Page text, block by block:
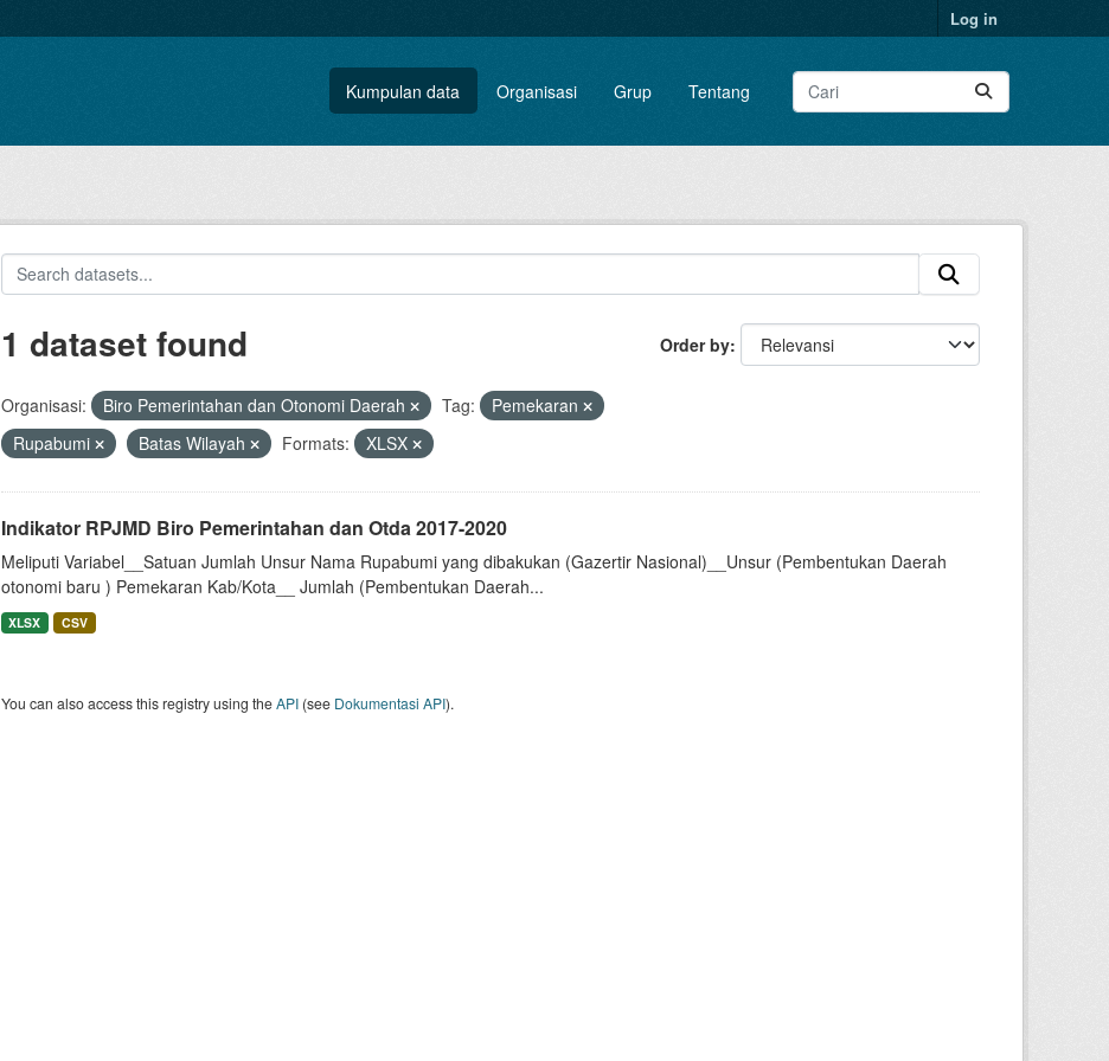
Log in
Kumpulan data Organisasi Grup Tentang
Order by
1 dataset found
Organisasi: Biro Pemerintahan dan Otonomi Daerah Tag:
Pemekaran
Rupabumi
Batas Wilayah Formats: XLSX
Indikator RPJMD Biro Pemerintahan dan Otda 2017-2020
Meliputi Variabel__Satuan Jumlah Unsur Nama Rupabumi yang dibakukan (Gazertir Nasional)__Unsur (Pembentukan Daerah
otonomi baru ) Pemekaran Kab/Kota__ Jumlah (Pembentukan Daerah...
XLSX CSV
You can also access this registry using theAPI(see Dokumentasi API).